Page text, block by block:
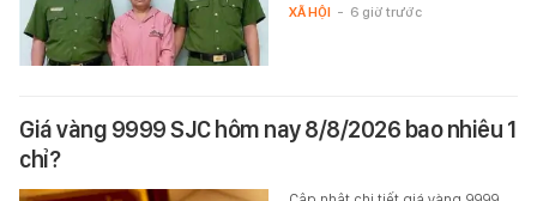
XÃ HỘI - 6 giờ trước
Giá vàng 9999 SJC hôm nay 8/8/2026 bao nhiêu 1
chỉ?